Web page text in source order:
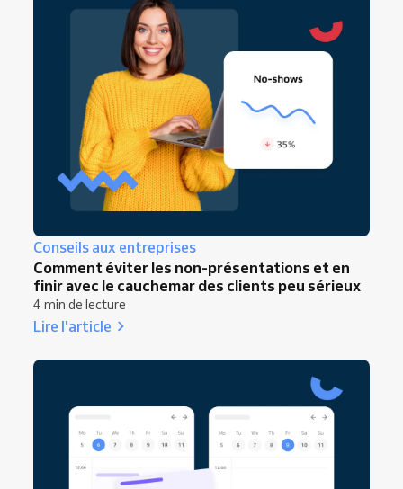
planification vous permettent de bloquer
certains clients pour la réservation en ligne,
évitant ainsi la gêne de les refuser en face à
Conseils aux entreprises
Comment éviter les non-présentations et en
finir avec le cauchemar des clients peu sérieux
4 min de lecture
Lire l'article